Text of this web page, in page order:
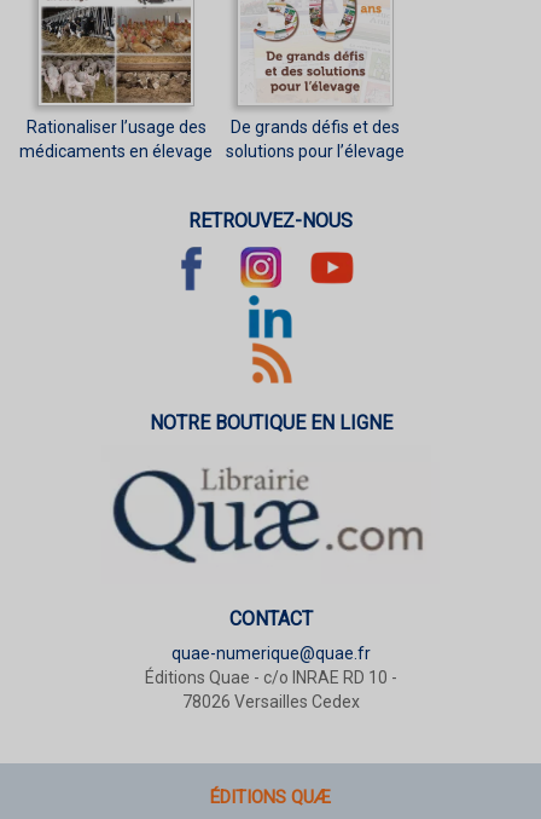
Rationaliser l’usage des
médicaments en élevage
De grands défis et des
solutions pour l’élevage
RETROUVEZ-NOUS
NOTRE BOUTIQUE EN LIGNE
CONTACT
quae-numerique@quae.fr
Éditions Quae - c/o INRAE RD 10 -
78026 Versailles Cedex
ÉDITIONS QUÆ